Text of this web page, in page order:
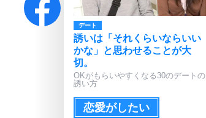
デート
誘いは「それくらいならいい
かな」と思わせることが大
切。
OKがもらいやすくなる30のデートの
誘い方
恋愛がしたい